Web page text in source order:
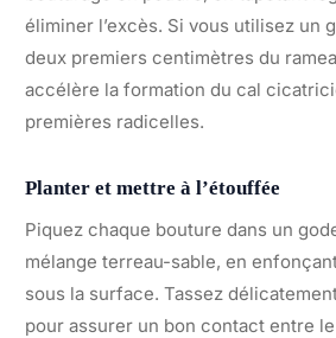
éliminer l’excès. Si vous utilisez un
deux premiers centimètres du
accélère la formation du cal
premières radicelles.
Planter et mettre à l’étouffée
Piquez chaque bouture dans un
mélange terreau-sable, en
sous la surface. Tassez
pour assurer un bon contact entre